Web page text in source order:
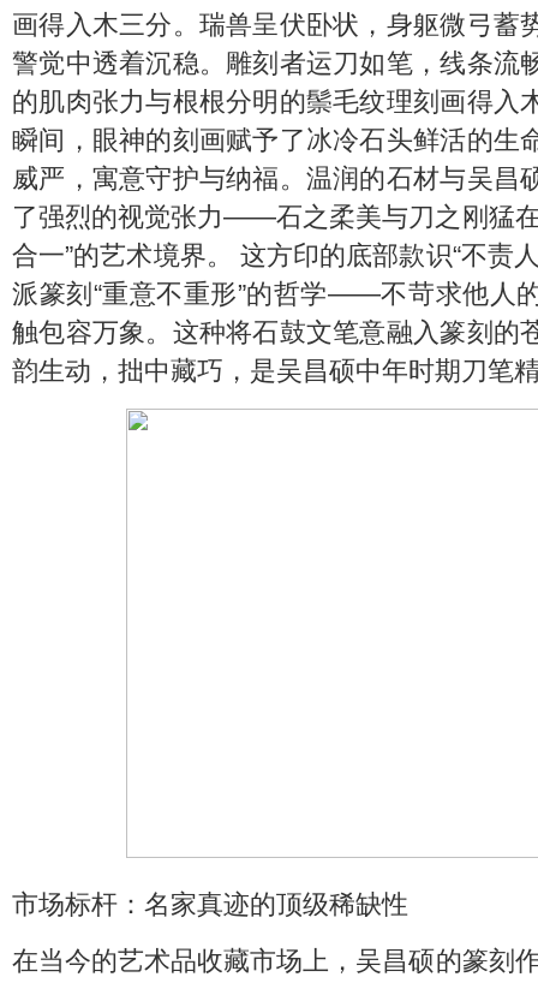
画得入木三分。瑞兽呈伏卧状，身躯微弓蓄
警觉中透着沉稳。雕刻者运刀如笔，线条流
的肌肉张力与根根分明的鬃毛纹理刻画得入
瞬间，眼神的刻画赋予了冰冷石头鲜活的生
威严，寓意守护与纳福。温润的石材与吴昌
了强烈的视觉张力——石之柔美与刀之刚猛
合一”的艺术境界。 这方印的底部款识“不责
派篆刻“重意不重形”的哲学——不苛求他人
触包容万象。这种将石鼓文笔意融入篆刻的
韵生动，拙中藏巧，是吴昌硕中年时期刀笔
市场标杆：名家真迹的顶级稀缺性
在当今的艺术品收藏市场上，吴昌硕的篆刻